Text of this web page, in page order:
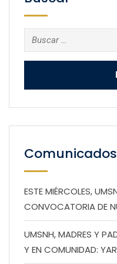
Buscar:
ESTE MIÉRCOLES,
CONVOCATORIA DE
UMSNH, MADRES Y
Y EN COMUNIDAD: